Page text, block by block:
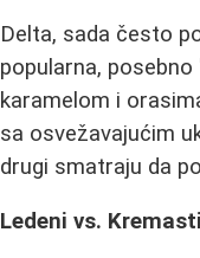
Delta, sada često
popularna,
karamelom i
sa osvežavajućim
drugi smatraju da
Ledeni vs.